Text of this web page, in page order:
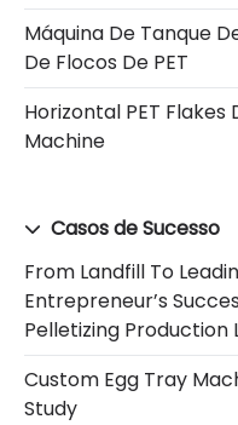
Máquina De Tanque
De Flocos De PET
Horizontal PET
Machine
Casos de Sucesso
From Landfill To
Entrepreneur’s
Pelletizing Production
Custom Egg Tray
Study